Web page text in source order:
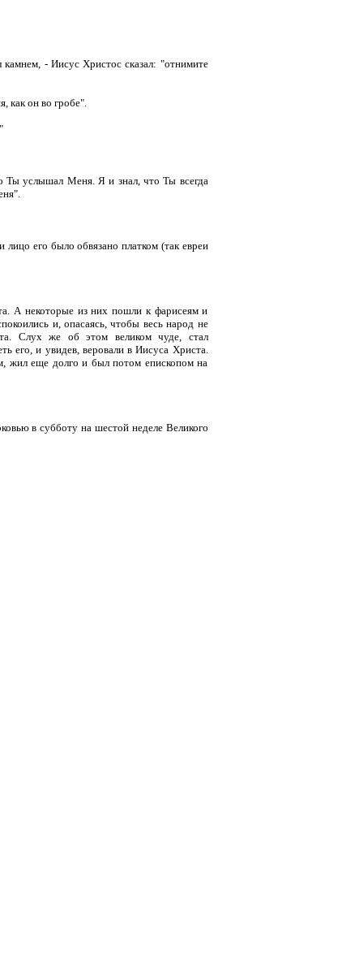
- Иисус Христос сказал: "отнимите
как он во гробе".
Ты услышал Меня. Я и знал, что Ты всегда
его было обвязано платком (так евреи
А некоторые из них пошли к фарисеям и
и, опасаясь, чтобы весь народ не
Слух же об этом великом чуде, стал
его, и увидев, веровали в Иисуса Христа.
жил еще долго и был потом епископом на
в субботу на шестой неделе Великого